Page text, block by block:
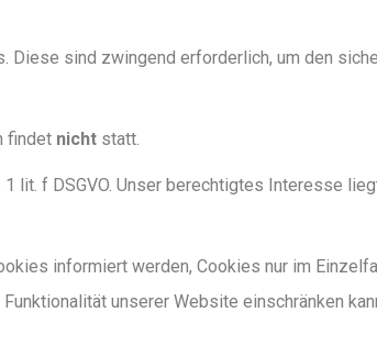
sind zwingend erforderlich, um den
findet nichtstatt.
lit. f DSGVO. Unser berechtigtes Interesse
informiert werden, Cookies nur im
unserer Website einschränken